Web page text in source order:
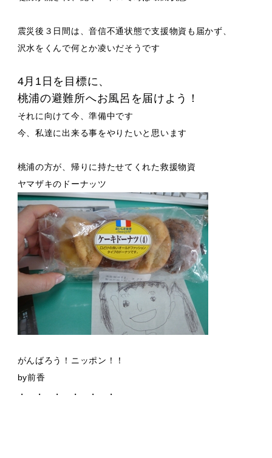
震災後３日間は、音信不通状態で支援物資も届かず、
沢水をくんで何とか凌いだそうです
4月1日を目標に、
桃浦の避難所へお風呂を届けよう！
それに向けて今、準備中です
今、私達に出来る事をやりたいと思います
桃浦の方が、帰りに持たせてくれた救援物資
ヤマザキのドーナッツ
がんばろう！ニッポン！！
by前香
・ ・ ・ ・ ・ ・